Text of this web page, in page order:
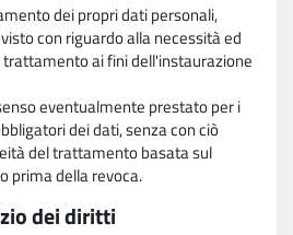
dei propri dati personali,
con riguardo alla necessità ed
ai fini dell'instaurazione
eventualmente prestato per i
dei dati, senza con ciò
del trattamento basata sul
prima della revoca.
dei diritti